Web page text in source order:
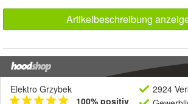
Artikelbeschreibung
Elektro Grzybek
100% positiv
2924